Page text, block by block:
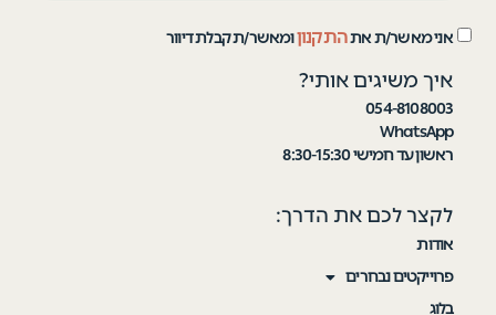
לקצר לכם את הדרך:
אודות
פרוייקטים נבחרים
בלוג
איך משיגים אותי?
054-8108003
WhatsApp
ראשון עד חמישי 8:30-15:30
אני מאשר/ת אתהתקנוןומאשר/ת קבלת דיוור